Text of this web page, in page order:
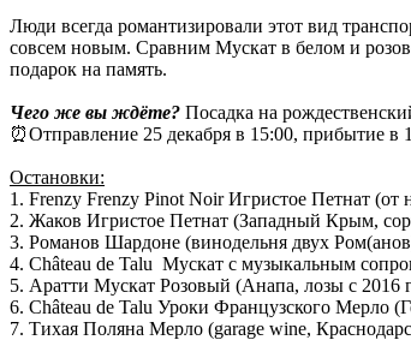
Люди всегда романтизировали этот вид
совсем новым. Сравним Мускат в белом и
подарок на память.
Чего же вы ждёте? Посадка на
⏰Отправление 25 декабря в 15:00, прибытие в
Остановки:
1. Frenzy Frenzy Pinot Noir Игристое Петнат
2. Жаков Игристое Петнат (Западный Крым,
3. Романов Шардоне (винодельня двух
4. Château de Talu Мускат с музыкальным
5. Аратти Мускат Розовый (Анапа, лозы с 2016
6. Château de Talu Уроки Французского Мерло
7. Тихая Поляна Мерло (garage wine,